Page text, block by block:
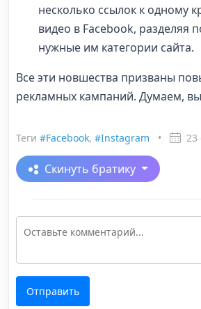
несколько ссылок к одному
видео в Facebook, разделяя
нужные им категории сайта.
Все эти новшества призваны
рекламных кампаний. Думаем,
Теги #Facebook, #Instagram • 23
Скинуть братику
Отправить